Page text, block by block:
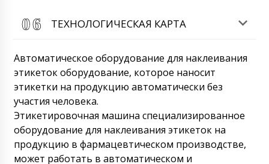
ТЕХНОЛОГИЧЕСКАЯ КАРТА
Автоматическое оборудование для наклеивания
этикеток оборудование, которое наносит
этикетки на продукцию автоматически без
участия человека.
Этикетировочная машина специализированное
оборудование для наклеивания этикеток на
продукцию в фармацевтическом производстве,
может работать в автоматическом и